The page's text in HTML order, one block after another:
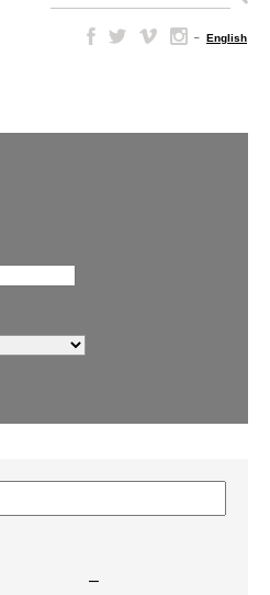
– English
–